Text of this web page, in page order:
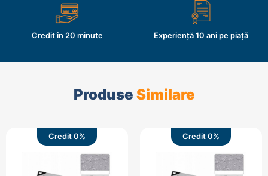
Credit în 20 minute Experiență 10 ani pe piață
Produse Similare
Credit 0% Credit 0%